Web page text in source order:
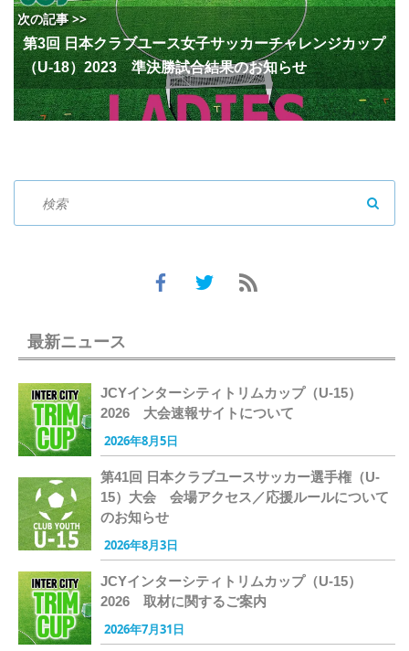
次の記事 >>
第3回 日本クラブユース女子サッカーチャレンジカップ
（U-18）2023 準決勝試合結果のお知らせ
最新ニュース
JCYインターシティトリムカップ（U-15）
2026 大会速報サイトについて
2026年8月5日
第41回 日本クラブユースサッカー選手権（U-
15）大会 会場アクセス／応援ルールについて
のお知らせ
2026年8月3日
JCYインターシティトリムカップ（U-15）
2026 取材に関するご案内
2026年7月31日